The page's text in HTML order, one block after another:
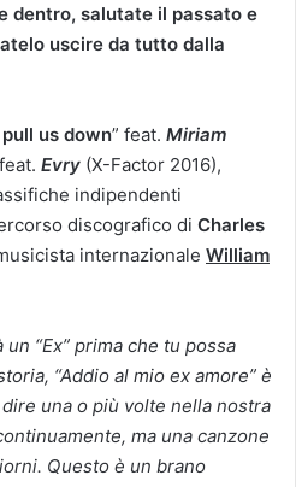
dentro, salutate il passato e
uscire da tutto dalla
us down” feat. Miriam
Evry (X-Factor 2016),
indipendenti
discografico di Charles
internazionale William
un “Ex” prima che tu possa
“Addio al mio ex amore” è
una o più volte nella nostra
ma una canzone
Questo è un brano